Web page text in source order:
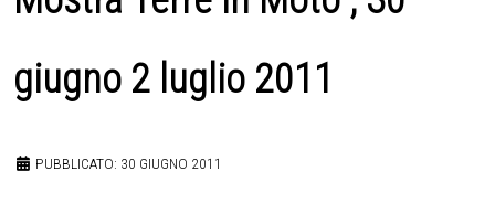
giugno 2 luglio 2011
PUBBLICATO: 30 GIUGNO 2011